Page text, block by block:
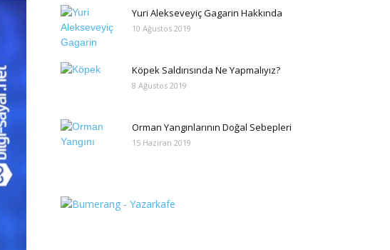
Yuri Alekseveyiç Gagarin Hakkında
10 Ağustos 2019
Köpek Saldırısında Ne Yapmalıyız?
8 Ağustos 2019
Orman Yangınlarının Doğal Sebepleri
15 Haziran 2019